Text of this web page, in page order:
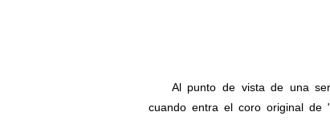
Al punto de vista de una
cuando entra el coro original de